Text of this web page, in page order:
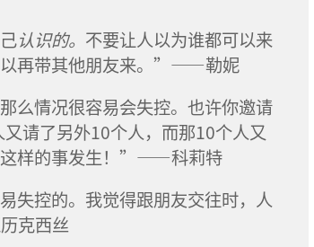
认识的。 不要让人以为谁都可以来
以再带其他朋友来。”——勒妮
么情况很容易会失控。也许你邀请
请了另外10个人，而那10个人又
样的事发生！”——科莉特
失控的。我觉得跟朋友交往时，人
克西丝